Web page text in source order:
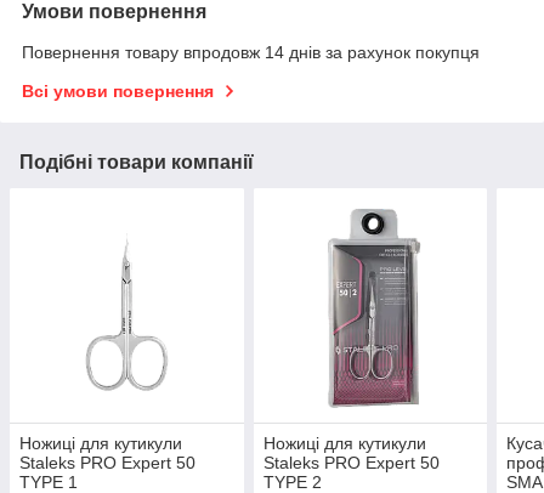
Умови повернення
Повернення товару впродовж 14 днів за рахунок покупця
Всі умови повернення
Подібні товари компанії
Ножиці для кутикули
Staleks PRO Expert 50
TYPE 1
Ножиці для кутикули
Staleks PRO Expert 50
TYPE 2